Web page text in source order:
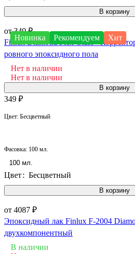
В корзину
Новинка Рекомендуем Хит
от 349 ₽
Finlux Diamond Flex Glass -
ровного эпоксидного пола
Нет в наличии
В корзину
Нет в наличии
В корзину
349 ₽
Цвет: Бесцветный
Фасовка: 100 мл.
100 мл.
Цвет: Бесцветный
от 4087 ₽
Эпоксидный лак Finlux F-2004
двухкомпонентный
В наличии